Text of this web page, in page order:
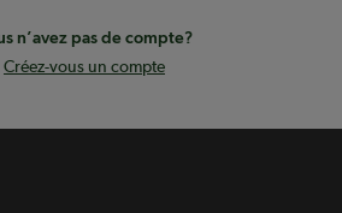
n’avez pas de compte?
Créez-vous un compte